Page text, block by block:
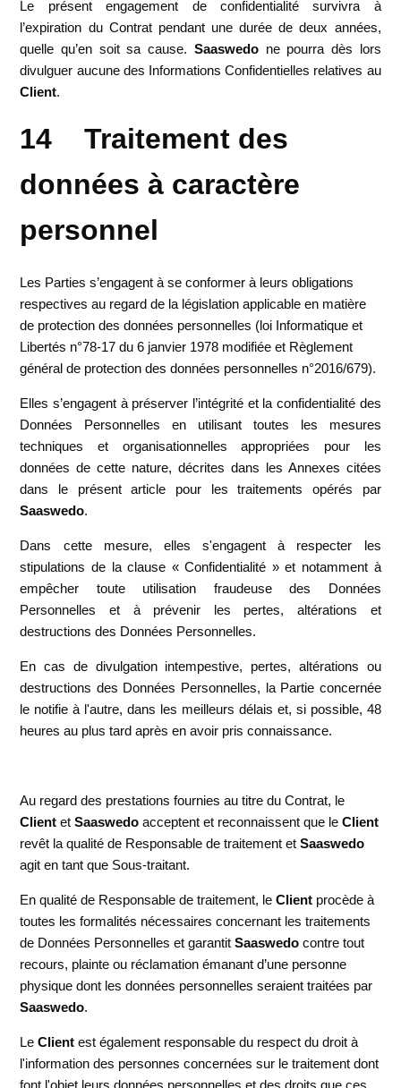
Le présent engagement de confidentialité survivra à
l’expiration du Contrat pendant une durée de deux années,
quelle qu’en soit sa cause. Saaswedone pourra dès lors
divulguer aucune des Informations Confidentielles relatives au
Client.
14 Traitement des
données à caractère
personnel
Les Parties s’engagent à se conformer à leurs obligations
respectives au regard de la législation applicable en matière
de protection des données personnelles (loi Informatique et
Libertés n°78-17 du 6 janvier 1978 modifiée et Règlement
général de protection des données personnelles n°2016/679).
Elles s’engagent à préserver l’intégrité et la confidentialité des
Données Personnelles en utilisant toutes les mesures
techniques et organisationnelles appropriées pour les
données de cette nature, décrites dans les Annexes citées
dans le présent article pour les traitements opérés par
Saaswedo.
Dans cette mesure, elles s'engagent à respecter les
stipulations de la clause « Confidentialité » et notamment à
empêcher toute utilisation fraudeuse des Données
Personnelles et à prévenir les pertes, altérations et
destructions des Données Personnelles.
En cas de divulgation intempestive, pertes, altérations ou
destructions des Données Personnelles, la Partie concernée
le notifie à l'autre, dans les meilleurs délais et, si possible, 48
heures au plus tard après en avoir pris connaissance.
Au regard des prestations fournies au titre du Contrat, le
Client etSaaswedo acceptent et reconnaissent que leClient
revêt la qualité de Responsable de traitement etSaaswedo
agit en tant que Sous-traitant.
En qualité de Responsable de traitement, leClient procède à
toutes les formalités nécessaires concernant les traitements
de Données Personnelles et garantitSaaswedo contre tout
recours, plainte ou réclamation émanant d’une personne
physique dont les données personnelles seraient traitées par
Saaswedo.
LeClient est également responsable du respect du droit à
l'information des personnes concernées sur le traitement dont
font l'objet leurs données personnelles et des droits que ces